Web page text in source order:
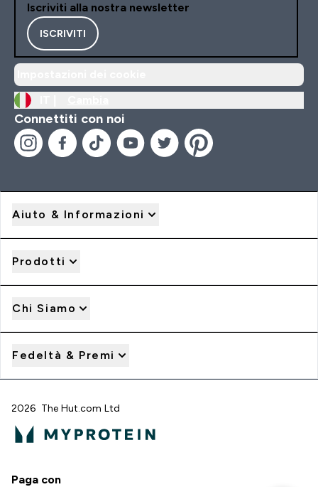
Iscriviti alla nostra newsletter
ISCRIVITI
Connettiti con noi
Aiuto & Informazioni
Prodotti
Chi Siamo
Fedeltà & Premi
2026 The Hut.com Ltd
Paga con